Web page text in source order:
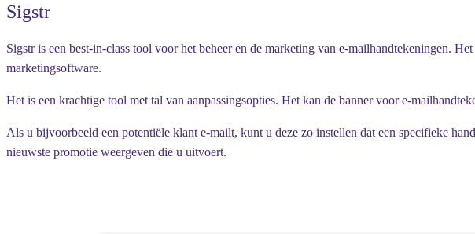
Sigstr
Sigstr is een best-in-class tool voor het beheer en de marketing van e-mailhandtekeningen.
marketingsoftware.
Het is een krachtige tool met tal van aanpassingsopties. Het kan de banner voor e-
Als u bijvoorbeeld een potentiële klant e-mailt, kunt u deze zo instellen dat een specifieke
nieuwste promotie weergeven die u uitvoert.